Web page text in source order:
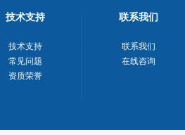
技术支持 联系我们
技术支持
常见问题
资质荣誉
联系我们
在线咨询